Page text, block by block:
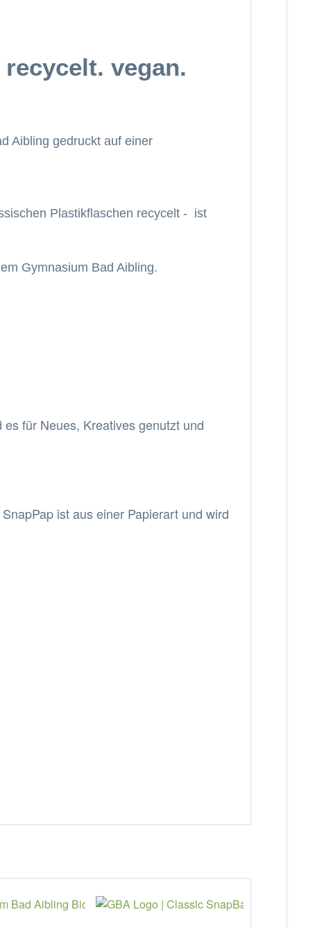
vegan.
Aibling gedruckt auf einer
Plastikflaschen recycelt - ist
Gymnasium Bad Aibling.
für Neues, Kreatives genutzt und
ist aus einer Papierart und wird